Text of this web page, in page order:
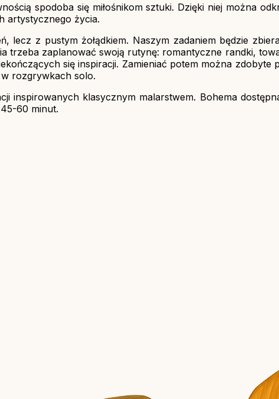
spodoba się miłośnikom sztuki. Dzięki niej można
artystycznego życia.
lecz z pustym żołądkiem. Naszym zadaniem będzie
trzeba zaplanować swoją rutynę: romantyczne randki,
się inspiracji. Zamieniać potem można
rozgrywkach solo.
inspirowanych klasycznym malarstwem. Bohema
60 minut.